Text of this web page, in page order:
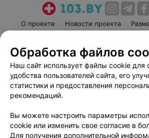
О проекте Новости проекта
Пользовательское соглашение
Вакансии
Партнеры
Написать руководителю
Обработка персональных
Обработка файлов
Наш сайт использует файлы cookie для
удобства пользователей сайта, его
статистики и предоставления
рекомендаций.
Вы можете настроить параметры
cookie или изменить свое согласие в
Для получения дополнительной